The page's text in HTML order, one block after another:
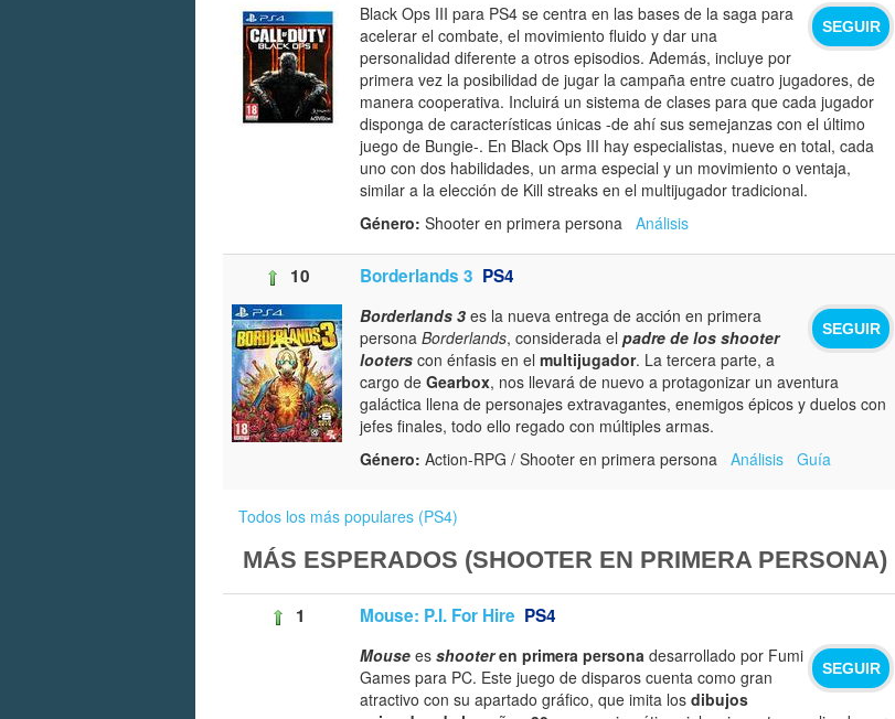
SEGUIR
Black Ops III para PS4 se centra en las bases de la saga para
acelerar el combate, el movimiento fluido y dar una
personalidad diferente a otros episodios. Además, incluye por
primera vez la posibilidad de jugar la campaña entre cuatro jugadores, de
manera cooperativa. Incluirá un sistema de clases para que cada jugador
disponga de características únicas -de ahí sus semejanzas con el último
juego de Bungie-. En Black Ops III hay especialistas, nueve en total, cada
uno con dos habilidades, un arma especial y un movimiento o ventaja,
similar a la elección de Kill streaks en el multijugador tradicional.
Género: Shooter en primera persona Análisis
10 Borderlands 3 PS4
SEGUIR
Borderlands 3 es la nueva entrega de acción en primera
persona Borderlands, considerada el padre de los shooter
looters con énfasis en el multijugador. La tercera parte, a
cargo de Gearbox, nos llevará de nuevo a protagonizar un aventura
galáctica llena de personajes extravagantes, enemigos épicos y duelos con
jefes finales, todo ello regado con múltiples armas.
Género: Action-RPG / Shooter en primera persona Análisis Guía
Todos los más populares (PS4)
MÁS ESPERADOS (SHOOTER EN PRIMERA PERSONA)
1 Mouse: P.I. For Hire PS4
SEGUIR
Mouse es shooteren primera persona desarrollado por Fumi
Games para PC. Este juego de disparos cuenta como gran
atractivo con su apartado gráfico, que imita los dibujos